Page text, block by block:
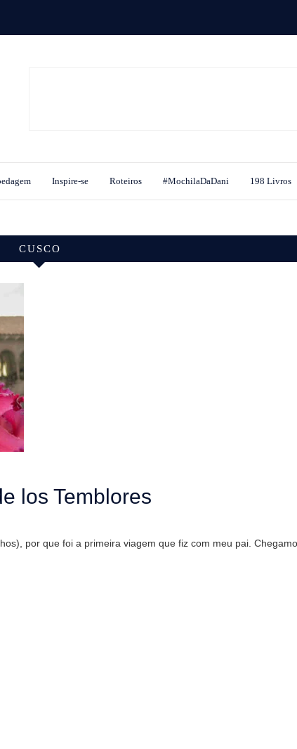
Inspire-se Roteiros #MochilaDaDani 198 Livros
CUSCO
los Temblores
por que foi a primeira viagem que fiz com meu pai.